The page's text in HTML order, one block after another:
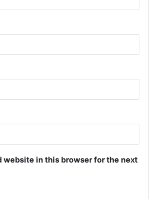
website in this browser for the next